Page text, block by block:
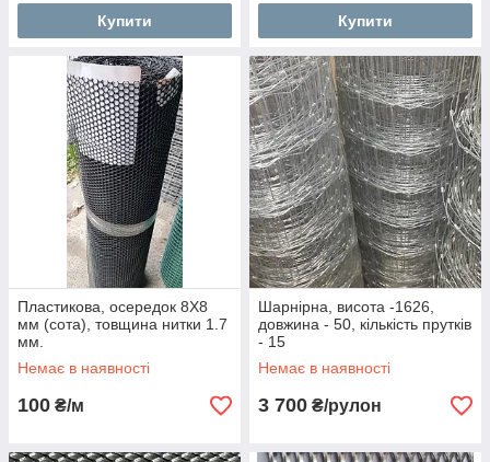
Купити Купити
Пластикова, осередок 8Х8
мм (сота), товщина нитки 1.7
мм.
Немає в наявності
100 ₴/м
Шарнірна, висота -1626,
довжина - 50, кількість прутків
- 15
Немає в наявності
3 700 ₴/рулон